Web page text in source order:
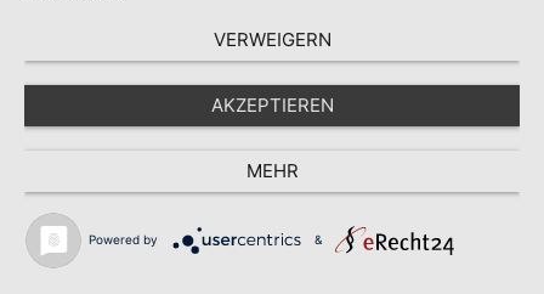
VERWEIGERN
AKZEPTIEREN
MEHR
Powered by &